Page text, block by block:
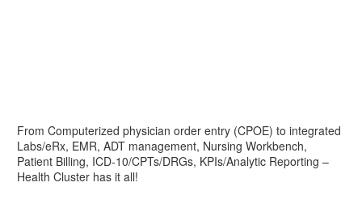
From Computerized physician order entry (CPOE) to integrated
Labs/eRx, EMR, ADT management, Nursing Workbench,
Patient Billing, ICD-10/CPTs/DRGs, KPIs/Analytic Reporting –
Health Cluster has it all!